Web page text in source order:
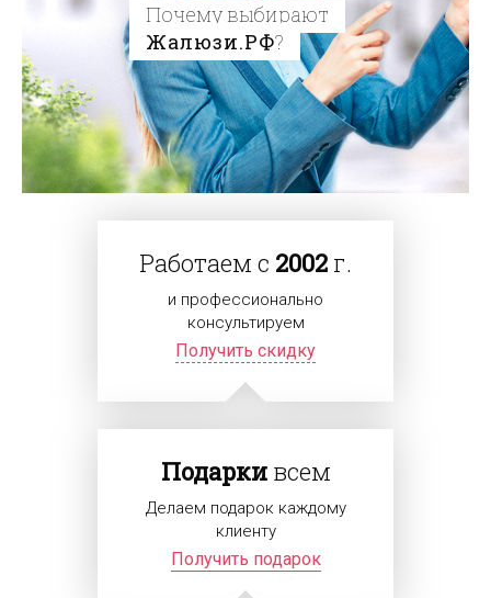
Почему выбирают
Жалюзи.РФ?
Работаем с 2002 г.
и профессионально
консультируем
Получить скидку
Подаркивсем
Делаем подарок каждому
клиенту
Получить подарок